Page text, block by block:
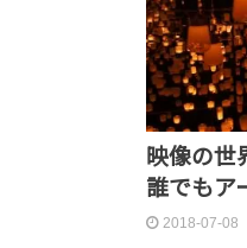
映像の世
誰でもア
2018-07-08